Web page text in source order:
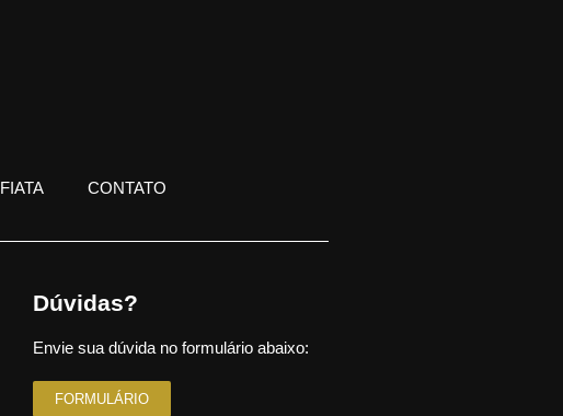
FIATA CONTATO
Dúvidas?
Envie sua dúvida no formulário abaixo:
FORMULÁRIO